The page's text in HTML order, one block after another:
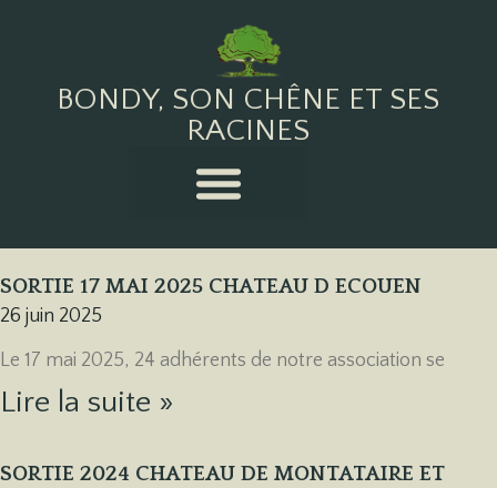
BONDY, SON CHÊNE ET SES
RACINES
SORTIE 17 MAI 2025 CHATEAU D ECOUEN
26 juin 2025
Le 17 mai 2025, 24 adhérents de notre association se
Lire la suite »
SORTIE 2024 CHATEAU DE MONTATAIRE ET